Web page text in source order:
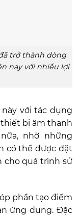
trở thành dòng
nay với nhiều lợi
với tác dụng
thiết bị âm thanh
nhờ những
có thể được đặt
cho quá trình sử
phần tạo điểm
ứng dụng. Đặc